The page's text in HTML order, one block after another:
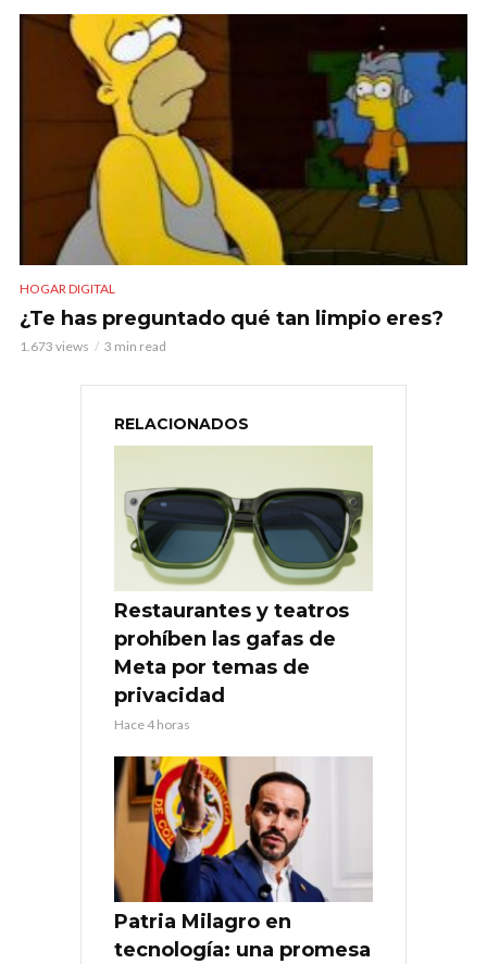
HOGAR DIGITAL
¿Te has preguntado qué tan limpio eres?
1.673 views 3 min read
RELACIONADOS
Restaurantes y teatros
prohíben las gafas de
Meta por temas de
privacidad
Hace 4 horas
Patria Milagro en
tecnología: una promesa